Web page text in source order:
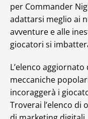
per Commander
adattarsi meglio ai
avventure e alle
giocatori si
L’elenco
meccaniche
incoraggerà i
Troverai l’elenco di